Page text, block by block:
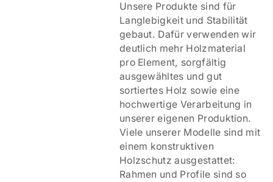
Unsere Produkte sind für
Langlebigkeit und Stabilität
gebaut. Dafür verwenden wir
deutlich mehr Holzmaterial
pro Element, sorgfältig
ausgewähltes und gut
sortiertes Holz sowie eine
hochwertige Verarbeitung in
unserer eigenen Produktion.
Viele unserer Modelle sind mit
einem konstruktiven
Holzschutz ausgestattet:
Rahmen und Profile sind so